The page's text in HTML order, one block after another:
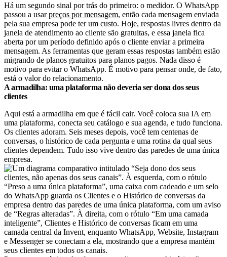
Há um segundo sinal por trás do primeiro: o medidor. O WhatsApp
passou a usarpreços por mensagem, então cada mensagem enviada
pela sua empresa pode ter um custo. Hoje, respostas livres dentro da
janela de atendimento ao cliente são gratuitas, e essa janela fica
aberta por um período definido após o cliente enviar a primeira
mensagem. As ferramentas que geram essas respostas também estão
migrando de planos gratuitos para planos pagos. Nada disso é
motivo para evitar o WhatsApp. É motivo para pensar onde, de fato,
está o valor do relacionamento.
A armadilha: uma plataforma não deveria ser dona dos seus
clientes
Aqui está a armadilha em que é fácil cair. Você coloca sua IA em
uma plataforma, conecta seu catálogo e sua agenda, e tudo funciona.
Os clientes adoram. Seis meses depois, você tem centenas de
conversas, o histórico de cada pergunta e uma rotina da qual seus
clientes dependem. Tudo isso vive dentro das paredes de uma única
empresa.